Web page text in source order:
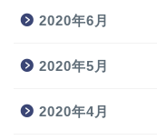
2020年6月
2020年5月
2020年4月